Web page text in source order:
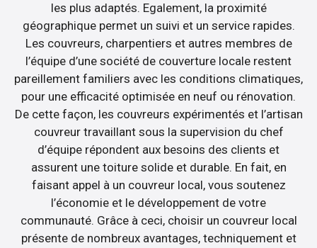
les plus adaptés. Egalement, la proximité
géographique permet un suivi et un service rapides.
Les couvreurs, charpentiers et autres membres de
l’équipe d’une société de couverture locale restent
pareillement familiers avec les conditions climatiques,
pour une efficacité optimisée en neuf ou rénovation.
De cette façon, les couvreurs expérimentés et l’artisan
couvreur travaillant sous la supervision du chef
d’équipe répondent aux besoins des clients et
assurent une toiture solide et durable. En fait, en
faisant appel à un couvreur local, vous soutenez
l’économie et le développement de votre
communauté. Grâce à ceci, choisir un couvreur local
présente de nombreux avantages, techniquement et